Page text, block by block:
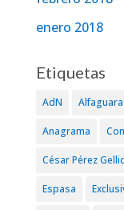
enero 2018
Etiquetas
AdN Alfaguara
Anagrama
César Pérez
Espasa